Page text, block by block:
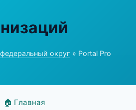
округ » Portal Pro
🏠 Главная